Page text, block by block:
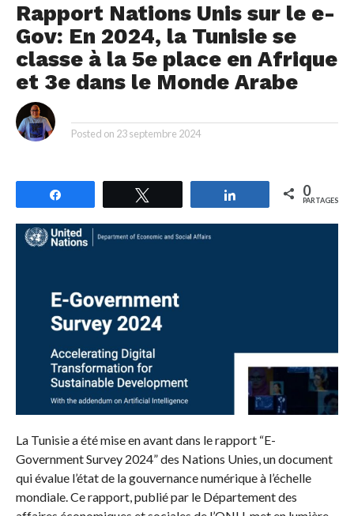
Rapport Nations Unis sur le e-
Gov: En 2024, la Tunisie se
classe à la 5e place en Afrique
et 3e dans le Monde Arabe
Posted on 23 septembre 2024
Partagez 0
PARTAGES
La Tunisie a été mise en avant dans le rapport “E-
Government Survey 2024” des Nations Unies, un document
qui évalue l’état de la gouvernance numérique à l’échelle
mondiale. Ce rapport, publié par le Département des